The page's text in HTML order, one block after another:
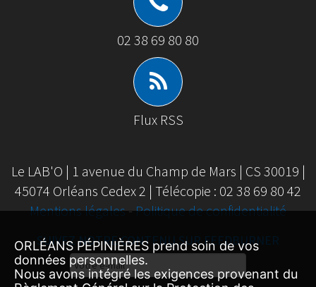
02 38 69 80 80
Flux RSS
Le LAB'O | 1 avenue du Champ de Mars | CS 30019 |
45074 Orléans Cedex 2 | Télécopie : 02 38 69 80 42
Mentions légales-Politique de confidentialité
SUIVEZ NOTRE CONTENU SUR FEEDBURNER
Email
Subscription
ORLÉANS PÉPINIÈRES prend soin de vos
données personnelles.
Nous avons intégré les exigences provenant du